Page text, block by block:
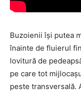
Buzoienii îşi putea
înainte de fluierul
lovitură de
pe care tot
peste transversală.